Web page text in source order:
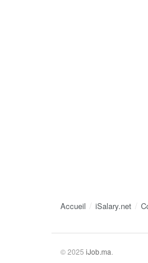
Accueil iSalary.net
© 2025 iJob.ma